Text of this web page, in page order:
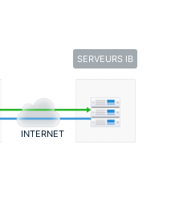
SERVEURS IB
INTERNET